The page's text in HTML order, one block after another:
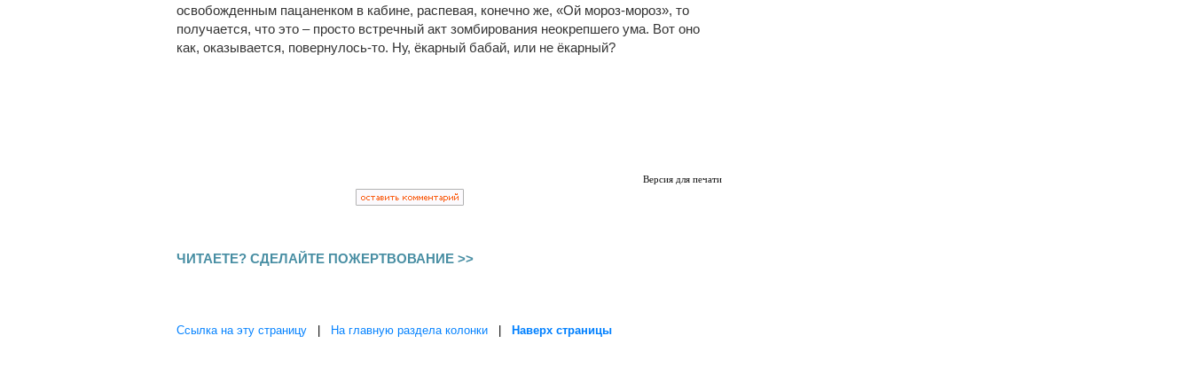
освобожденным пацаненком в кабине, распевая, конечно же, «Ой мороз-мороз», то
получается, что это – просто встречный акт зомбирования неокрепшего ума. Вот оно
как, оказывается, повернулось-то. Ну, ёкарный бабай, или не ёкарный?
Версия для печати
ЧИТАЕТЕ? СДЕЛАЙТЕ ПОЖЕРТВОВАНИЕ >>
Ссылка на эту страницу На главную раздела колонки Наверх страницы